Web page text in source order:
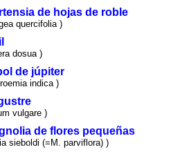
de hojas de roble
quercifolia )
dosua )
de júpiter
indica )
vulgare )
de flores pequeñas
sieboldi (=M. parviflora) )